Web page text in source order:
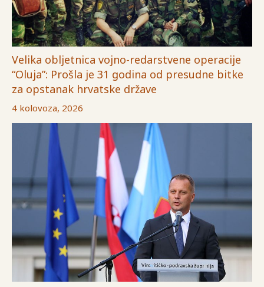
Velika obljetnica vojno-redarstvene operacije
“Oluja”: Prošla je 31 godina od presudne bitke
za opstanak hrvatske države
4 kolovoza, 2026